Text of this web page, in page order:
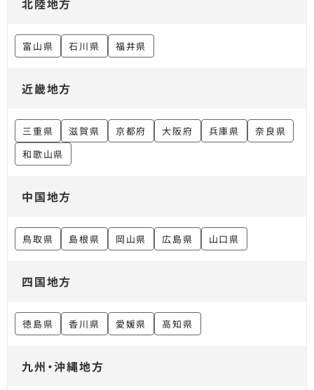
北陸地方
富山県 石川県 福井県
近畿地方
三重県 滋賀県 京都府 大阪府 兵庫県
奈良県
和歌山県
中国地方
鳥取県 島根県 岡山県 広島県 山口県
四国地方
徳島県 香川県 愛媛県 高知県
九州・沖縄地方